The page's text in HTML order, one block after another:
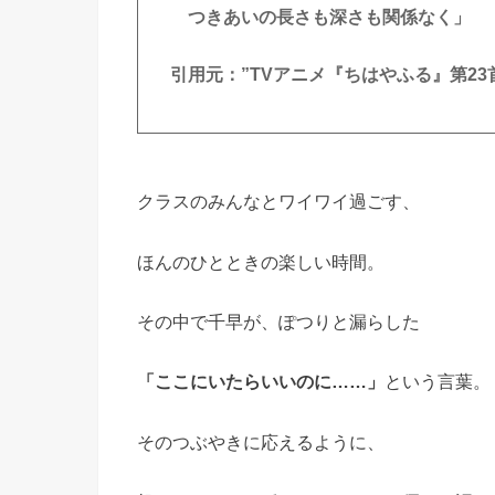
つきあいの長さも深さも関係なく」
引用元：”TVアニメ『ちはやふる』第23
クラスのみんなとワイワイ過ごす、
ほんのひとときの楽しい時間。
その中で千早が、ぽつりと漏らした
「ここにいたらいいのに……」 という言葉。
そのつぶやきに応えるように、